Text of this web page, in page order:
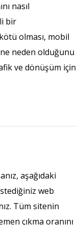
nasıl
bir
olması, mobil
neden olduğunu
ve dönüşüm için
aşağıdaki
web
Tüm sitenin
çıkma oranını